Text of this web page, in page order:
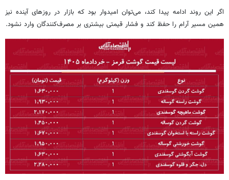
اگر این روند ادامه پیدا کند، می‌توان امیدوار بود که بازار در روزهای آینده نیز
همین مسیر آرام را حفظ کند و فشار قیمتی بیشتری بر مصرف‌کنندگان وارد نشود.